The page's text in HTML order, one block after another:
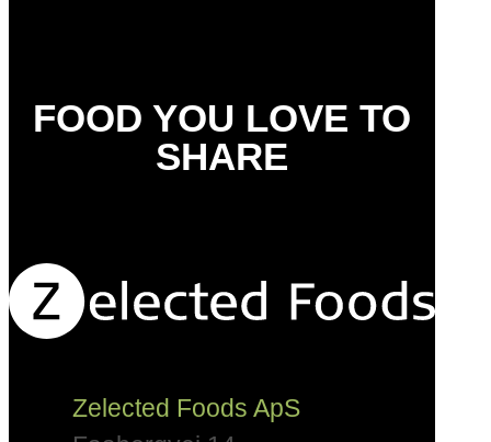
FOOD YOU LOVE TO
SHARE
Zelected Foods ApS